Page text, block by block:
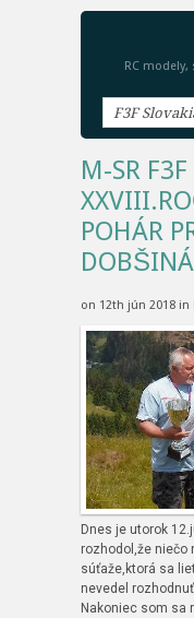
RC modely,
M-SR
POHÁR
DOBŠINÁ
on 12th jún 2018 in
Dnes je utorok
rozhodol,že niečo
súťaže,ktorá sa
nevedel
Nakoniec som sa